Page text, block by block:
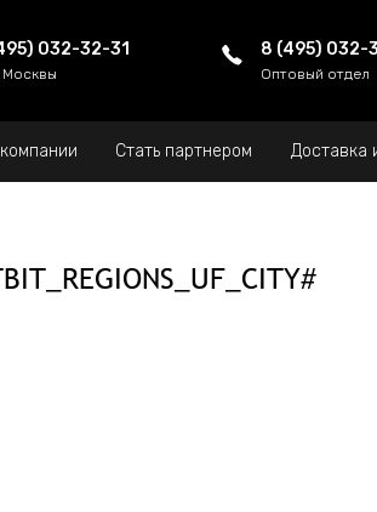
032-32-31
Москвы
8 (495) 032-
Оптовый отдел
Стать партнером Доставка